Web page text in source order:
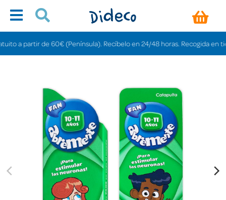
partir de 60€ (Península). Recíbelo en 24/48 horas. Recogida en